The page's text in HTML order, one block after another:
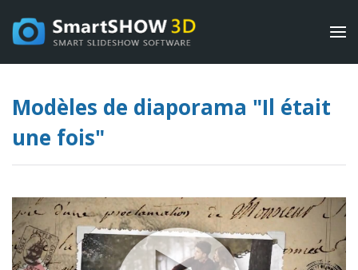
Modèles de diaporama "Il était
une fois"